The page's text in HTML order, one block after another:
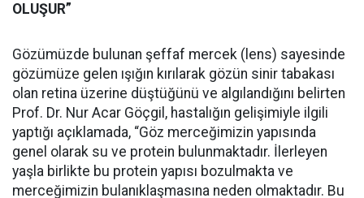
OLUŞUR”
Gözümüzde bulunan şeffaf mercek (lens) sayesinde
gözümüze gelen ışığın kırılarak gözün sinir tabakası
olan retina üzerine düştüğünü ve algılandığını belirten
Prof. Dr. Nur Acar Göçgil, hastalığın gelişimiyle ilgili
yaptığı açıklamada, “Göz merceğimizin yapısında
genel olarak su ve protein bulunmaktadır. İlerleyen
yaşla birlikte bu protein yapısı bozulmakta ve
merceğimizin bulanıklaşmasına neden olmaktadır. Bu